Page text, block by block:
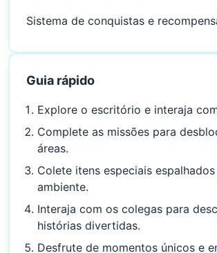
Sistema de conquistas e
Guia rápido
Explore o escritório e interaja
Complete as missões para
áreas.
Colete itens especiais
ambiente.
Interaja com os colegas para
histórias divertidas.
Desfrute de momentos únicos e